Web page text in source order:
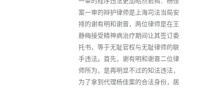
案一审的辩护律师是上海司法当局安
排的谢有明和谢晋，两位律师是在王
静梅接受精神病治疗期间让其签订委
托书，等于无耻官权与无耻律师的联
手违法。首先，谢有明和谢晋二位律
师所为，是再明显不过的知法违法，
为了拿到代理杨佳案的合法身份，居